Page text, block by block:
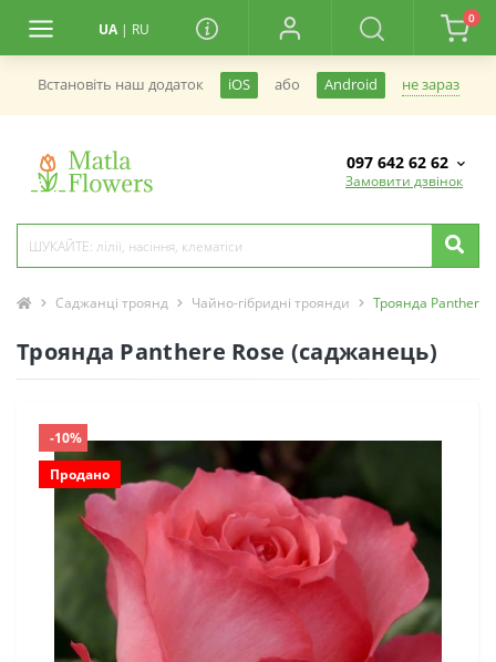
UA | RU
0
Встановiть наш додаток iOS або Android не зараз
097 642 62 62
Замовити дзвінок
Саджанці троянд Чайно-гібридні троянди Троянда Panthere
Троянда Panthere Rose (саджанець)
-10%
Продано